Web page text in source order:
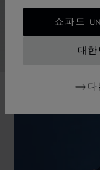
쇼파드
대한
다
선사합니다. 단독
지키면서도 강렬한
을 함께 착용